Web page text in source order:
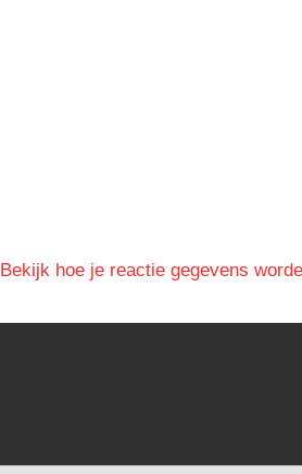
Bekijk hoe je reactie gegevens